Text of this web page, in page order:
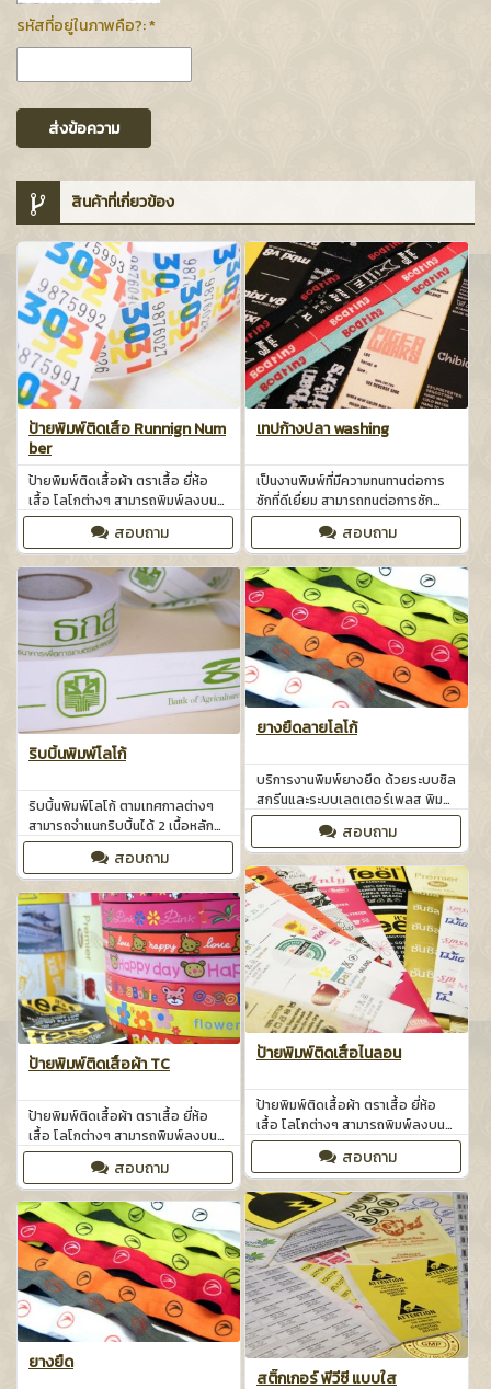
รหัสที่อยู่ในภาพคือ?: *
ส่งข้อความ
สินค้าที่เกี่ยวข้อง
ป้ายพิมพ์ติดเสื้อ Runnign Num
ber
ป้ายพิมพ์ติดเสื้อผ้า ตราเสื้อ ยี่ห้อ
เสื้อ โลโกต่างๆ สามารถพิมพ์ลงบน
ผ้าไนล่อน ผ้าซาติน ผ้า TC ผ้าวีราเน่
พิมพ์ด้วยระบบเลตเตอร์เพรส และซิ
ลสกรีนพิมพ์ 4สี
สอบถาม
เทปก้างปลา washing
เป็นงานพิมพ์ที่มีความทนทานต่อการ
ซักที่ดีเยื่ยม สามารถทนต่อการซัก
แบบเครื่องหรือซักด้วยมือ เนื้อสีจะ
ไม่ตก สีจะติดคงทนบนเนื้อผ้าเป็น
พิเศษ
สอบถาม
ริบบิ้นพิมพ์โลโก้
ริบบิ้นพิมพ์โลโก้ ตามเทศกาลต่างๆ
สามารถจำแนกริบบิ้นได้ 2 เนื้อหลักๆ
คือ ผ้าต่วน และ ผ้าซาติน
สอบถาม
ยางยืดลายโลโก้
บริการงานพิมพ์ยางยึด ด้วยระบบซิล
สกรีนและระบบเลตเตอร์เพลส พิมพ์
งานได้หลากสี ลายการ์ตูน ลาย
ดอกไม้ หรือ ลายโลโก้ต่าง ๆ ได้
สามารถพิมพ์ได้ 1-6 สี
สอบถาม
ป้ายพิมพ์ติดเสื้อไนลอน
ป้ายพิมพ์ติดเสื้อผ้า ตราเสื้อ ยี่ห้อ
เสื้อ โลโกต่างๆ สามารถพิมพ์ลงบน
ผ้าไนล่อน ผ้าซาติน ผ้า TC ผ้าวีราเน่
พิมพ์ด้วยระบบเลตเตอร์เพรส และซิ
ลสกรีน พิมพ์ 4
สอบถาม
ป้ายพิมพ์ติดเสื้อผ้า TC
ป้ายพิมพ์ติดเสื้อผ้า ตราเสื้อ ยี่ห้อ
เสื้อ โลโกต่างๆ สามารถพิมพ์ลงบน
ผ้าไนล่อน ผ้าซาติน ผ้า TC ผ้าวีราเน่
พิมพ์ด้วยระบบเลตเตอร์เพรส และซิ
ลสกรีนพิมพ์ 4สี
สอบถาม
สติ๊กเกอร์ พีวีซี แบบใส
ยางยืด